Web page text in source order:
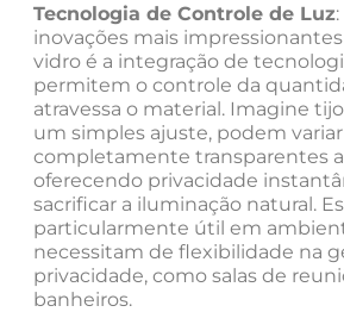
Tecnologia de Controle de Luz
inovações mais
vidro é a integração de
permitem o controle da
atravessa o material. Imagine
um simples ajuste, podem
completamente transparentes a
oferecendo privacidade
sacrificar a iluminação natural.
particularmente útil em
necessitam de flexibilidade na
privacidade, como salas de
banheiros.